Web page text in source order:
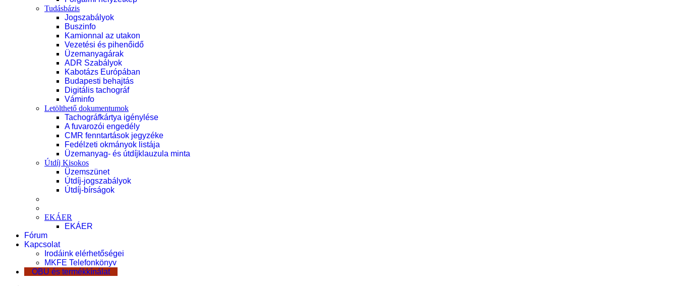
Tudásbázis
Jogszabályok
Buszinfo
Kamionnal az utakon
Vezetési és pihenőidő
Üzemanyagárak
ADR Szabályok
Kabotázs Európában
Budapesti behajtás
Digitális tachográf
Váminfo
Letölthető dokumentumok
Tachográfkártya igénylése
A fuvarozói engedély
CMR fenntartások jegyzéke
Fedélzeti okmányok listája
Üzemanyag- és útdíjklauzula minta
Útdíj Kisokos
Üzemszünet
Útdíj-jogszabályok
Útdíj-bírságok
EKÁER
EKÁER
Fórum
Kapcsolat
Irodáink elérhetőségei
MKFE Telefonkönyv
OBU és termékkínálat